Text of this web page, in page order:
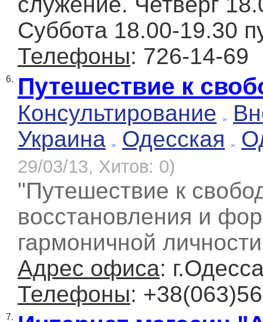
Суббота 18.00-19.30
Телефоны: 726-14-69
6. Путешествие к
Консультирование
Украина
Одесская
29/03/13, Хитов: 0)
"Путешествие к
восстановления и
гармоничной
Адрес офиса:
Телефоны:
7.